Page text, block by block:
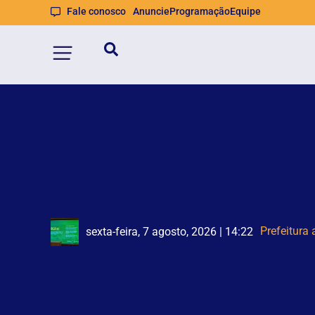
Fale conosco AnuncieProgramaçãoEquipe
sexta-feira, 7 agosto, 2026 | 14:21 Homem
Trecho da